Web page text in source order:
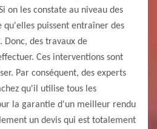
on les constate au niveau des
puissent entraîner des
Donc, des travaux de
Ces interventions sont
Par conséquent, des experts
qu'il utilise tous les
la garantie d'un meilleur rendu
un devis qui est totalement